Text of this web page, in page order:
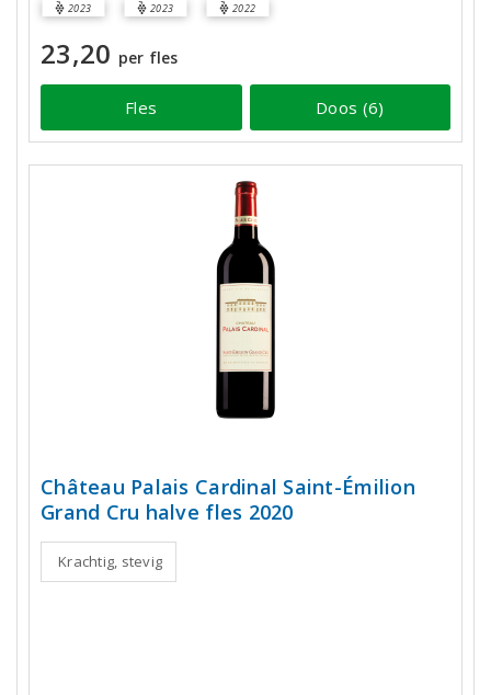
2023 2023 2022
23,20 per fles
Fles Doos (6)
Château Palais Cardinal Saint-Émilion
Grand Cru halve fles 2020
Krachtig, stevig